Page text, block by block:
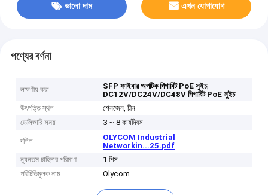
ভালো দাম এখন যোগাযোগ
পণ্যের বর্ণনা
লক্ষণীয় করা SFP ফাইবার অপটিক গিগাবিট PoE সুইচ,
DC12V/DC24V/DC48V গিগাবিট PoE সুইচ
উৎপত্তি স্থল
শেনজেন, চীন
ডেলিভারি সময়
3 ~ 8 কার্যদিবস
দলিল
OLYCOM Industrial
Networkin...25.pdf
ন্যূনতম চাহিদার পরিমাণ
1 পিস
পরিচিতিমুলক নাম
Olycom